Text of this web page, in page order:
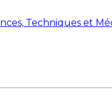
Techniques et